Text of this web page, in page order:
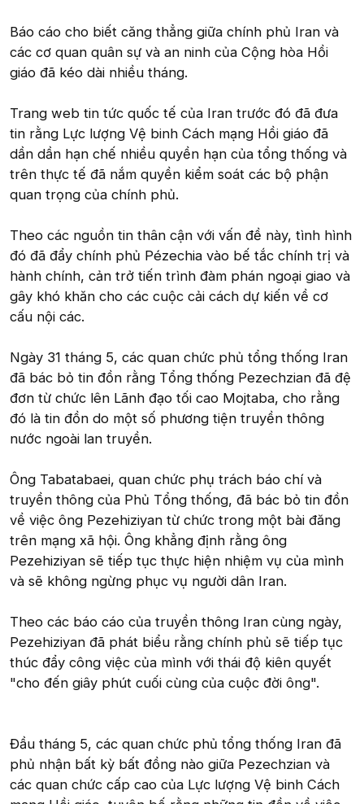
Báo cáo cho biết căng thẳng giữa chính phủ Iran và
các cơ quan quân sự và an ninh của Cộng hòa Hồi
giáo đã kéo dài nhiều tháng.
Trang web tin tức quốc tế của Iran trước đó đã đưa
tin rằng Lực lượng Vệ binh Cách mạng Hồi giáo đã
dần dần hạn chế nhiều quyền hạn của tổng thống và
trên thực tế đã nắm quyền kiểm soát các bộ phận
quan trọng của chính phủ.
Theo các nguồn tin thân cận với vấn đề này, tình hình
đó đã đẩy chính phủ Pézechia vào bế tắc chính trị và
hành chính, cản trở tiến trình đàm phán ngoại giao và
gây khó khăn cho các cuộc cải cách dự kiến về cơ
cấu nội các.
Ngày 31 tháng 5, các quan chức phủ tổng thống Iran
đã bác bỏ tin đồn rằng Tổng thống Pezechzian đã đệ
đơn từ chức lên Lãnh đạo tối cao Mojtaba, cho rằng
đó là tin đồn do một số phương tiện truyền thông
nước ngoài lan truyền.
Ông Tabatabaei, quan chức phụ trách báo chí và
truyền thông của Phủ Tổng thống, đã bác bỏ tin đồn
về việc ông Pezehiziyan từ chức trong một bài đăng
trên mạng xã hội. Ông khẳng định rằng ông
Pezehiziyan sẽ tiếp tục thực hiện nhiệm vụ của mình
và sẽ không ngừng phục vụ người dân Iran.
Theo các báo cáo của truyền thông Iran cùng ngày,
Pezehiziyan đã phát biểu rằng chính phủ sẽ tiếp tục
thúc đẩy công việc của mình với thái độ kiên quyết
"cho đến giây phút cuối cùng của cuộc đời ông".
Đầu tháng 5, các quan chức phủ tổng thống Iran đã
phủ nhận bất kỳ bất đồng nào giữa Pezechzian và
các quan chức cấp cao của Lực lượng Vệ binh Cách